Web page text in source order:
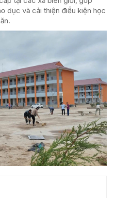
dục và cải thiện điều kiện học